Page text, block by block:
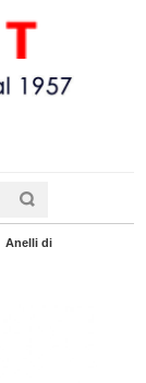
Anelli di